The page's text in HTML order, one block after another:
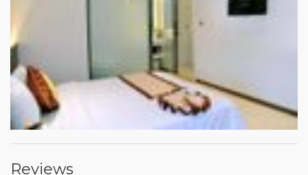
Reviews